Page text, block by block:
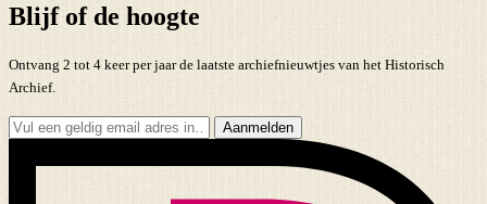
Blijf of de hoogte
Ontvang 2 tot 4 keer per jaar de laatste archiefnieuwtjes van het Historisch
Archief.
Aanmelden